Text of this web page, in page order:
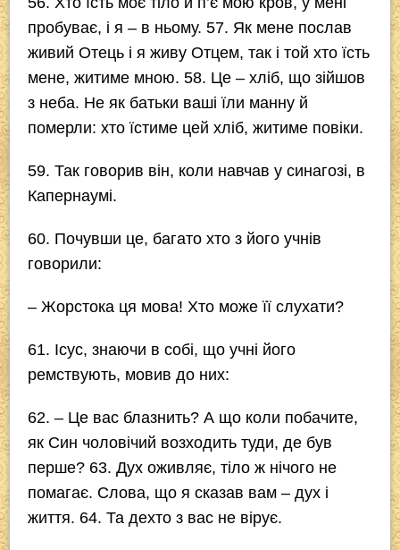
пробуває, і я – в ньому.57. Як мене послав
живий Отець і я живу Отцем, так і той хто їсть
мене, житиме мною.58. Це – хліб, що зійшов
з неба. Не як батьки ваші їли манну й
померли: хто їстиме цей хліб, житиме повіки.
59. Так говорив він, коли навчав у синагозі, в
Капернаумі.
60. Почувши це, багато хто з його учнів
говорили:
– Жорстока ця мова! Хто може її слухати?
61. Ісус, знаючи в собі, що учні його
ремствують, мовив до них:
62. – Це вас блазнить? А що коли побачите,
як Син чоловічий возходить туди, де був
перше? 63. Дух оживляє, тіло ж нічого не
помагає. Слова, що я сказав вам – дух і
життя. 64. Та дехто з вас не вірує.